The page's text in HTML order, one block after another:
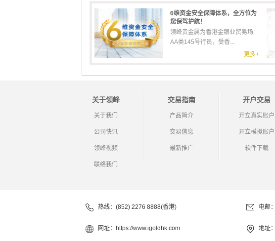
6维资金安全保障体系，全方位为
您保驾护航！
领峰贵金属为香港金银业贸易场
AA类145号行员，受香...
更多+
关于领峰
关于我们
公司快讯
领峰视频
联络我们
交易指南
产品简介
交易信息
最新推广
开户交易
开立真实账户
开立模拟账户
软件下载
热线：(852) 2276 8888(香港) 电邮：
网址： https://www.igoldhk.com 地址：